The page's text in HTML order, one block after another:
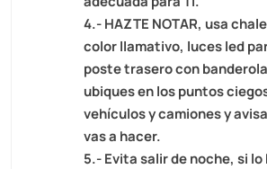
4.- HAZTE NOTAR, usa
color llamativo, luces led
poste trasero con
ubiques en los puntos
vehículos y camiones y
vas a hacer.
5.- Evita salir de noche, si lo